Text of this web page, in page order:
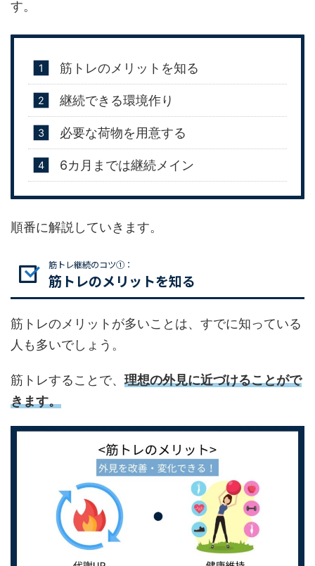
す。
筋トレのメリットを知る
継続できる環境作り
必要な荷物を用意する
6カ月までは継続メイン
順番に解説していきます。
筋トレ継続のコツ①：
筋トレのメリットを知る
筋トレのメリットが多いことは、すでに知っている
人も多いでしょう。
筋トレすることで、 理想の外見に近づけることがで
きます。